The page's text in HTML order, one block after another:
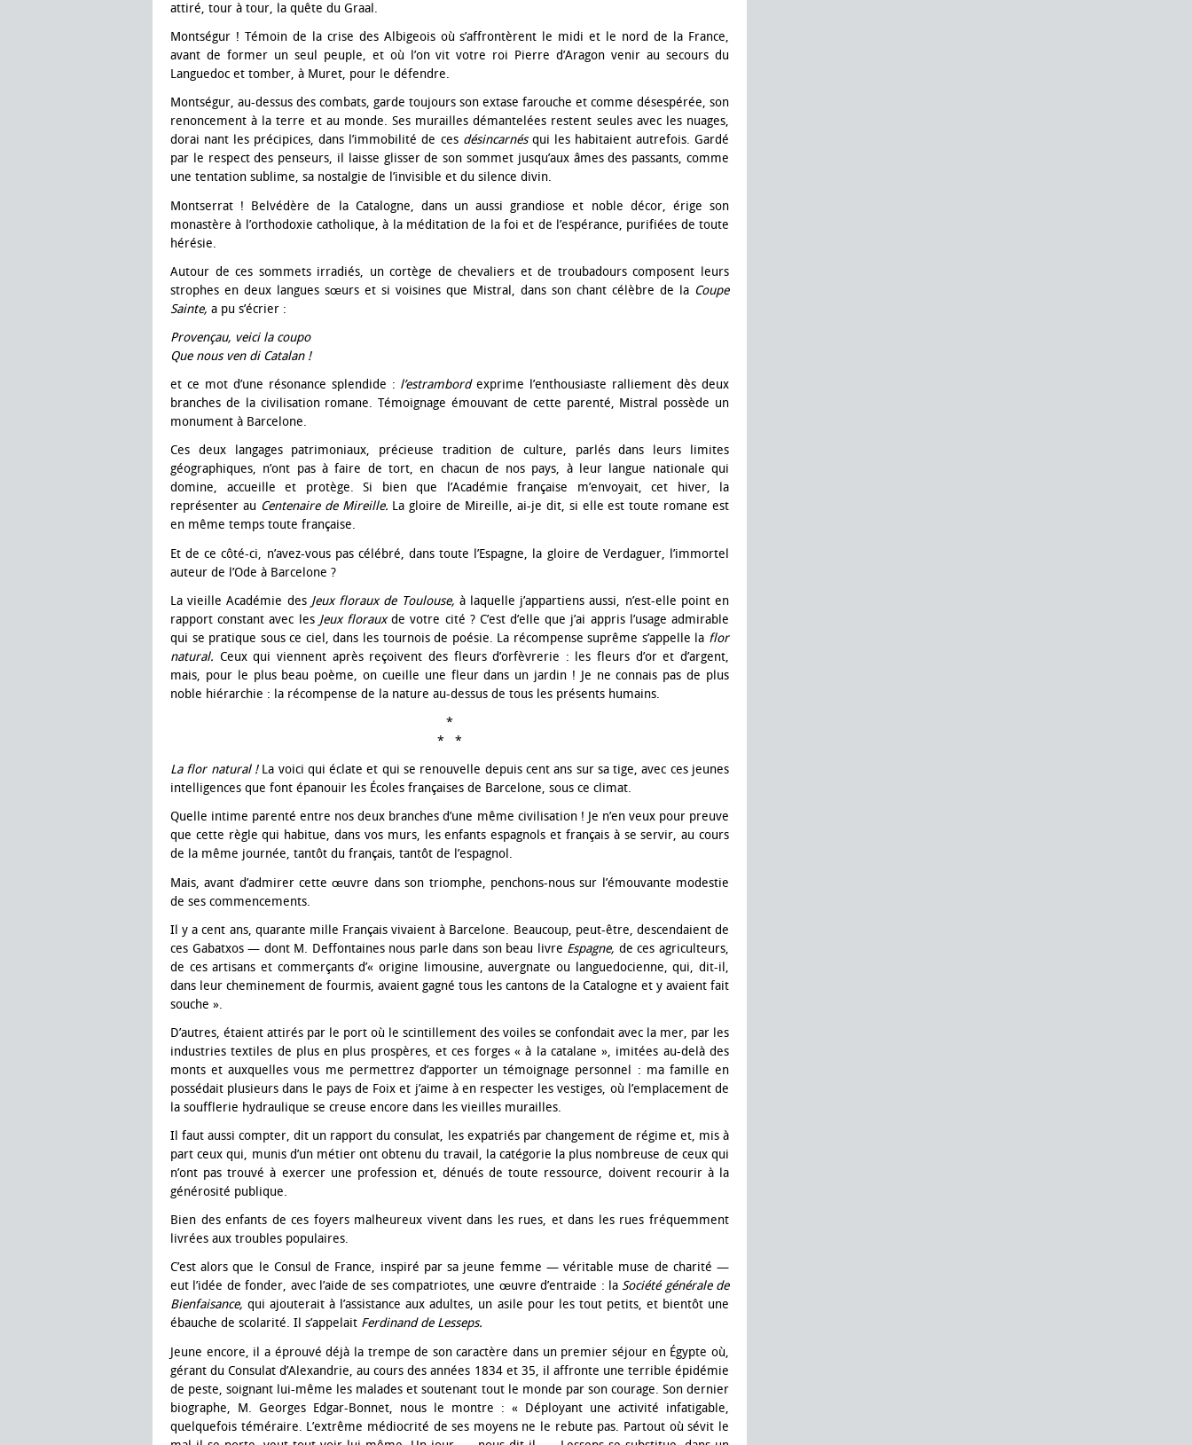
attiré, tour à tour, la quête du Graal.
Montségur ! Témoin de la crise des Albigeois où s’affrontèrent le midi et le nord de la France,
avant de former un seul peuple, et où l’on vit votre roi Pierre d’Aragon venir au secours du
Languedoc et tomber, à Muret, pour le défendre.
Montségur, au-dessus des combats, garde toujours son extase farouche et comme désespérée, son
renoncement à la terre et au monde. Ses murailles démantelées restent seules avec les nuages,
dorai nant les précipices, dans l’immobilité de ces désincarnés qui les habitaient autrefois. Gardé
par le respect des penseurs, il laisse glisser de son sommet jusqu’aux âmes des passants, comme
une tentation sublime, sa nostalgie de l’invisible et du silence divin.
Montserrat ! Belvédère de la Catalogne, dans un aussi grandiose et noble décor, érige son
monastère à l’orthodoxie catholique, à la méditation de la foi et de l’espérance, purifiées de toute
hérésie.
Autour de ces sommets irradiés, un cortège de chevaliers et de troubadours composent leurs
strophes en deux langues sœurs et si voisines que Mistral, dans son chant célèbre de la Coupe
Sainte, a pu s’écrier :
Provençau, veici la coupo
Que nous ven di Catalan !
et ce mot d’une résonance splendide : l’estrambordexprime l’enthousiaste ralliement dès deux
branches de la civilisation romane. Témoignage émouvant de cette parenté, Mistral possède un
monument à Barcelone.
Ces deux langages patrimoniaux, précieuse tradition de culture, parlés dans leurs limites
géographiques, n’ont pas à faire de tort, en chacun de nos pays, à leur langue nationale qui
domine, accueille et protège. Si bien que l’Académie française m’envoyait, cet hiver, la
représenter au Centenaire de Mireille. La gloire de Mireille, ai-je dit, si elle est toute romane est
en même temps toute française.
Et de ce côté-ci, n’avez-vous pas célébré, dans toute l’Espagne, la gloire de Verdaguer, l’immortel
auteur de l’Ode à Barcelone ?
La vieille Académie des Jeux floraux de Toulouse, à laquelle j’appartiens aussi, n’est-elle point en
rapport constant avec les Jeux florauxde votre cité ? C’est d’elle que j’ai appris l’usage admirable
qui se pratique sous ce ciel, dans les tournois de poésie. La récompense suprême s’appelle la flor
natural. Ceux qui viennent après reçoivent des fleurs d’orfèvrerie : les fleurs d’or et d’argent,
mais, pour le plus beau poème, on cueille une fleur dans un jardin ! Je ne connais pas de plus
noble hiérarchie : la récompense de la nature au-dessus de tous les présents humains.
*
* *
La flor natural ! La voici qui éclate et qui se renouvelle depuis cent ans sur sa tige, avec ces jeunes
intelligences que font épanouir les Écoles françaises de Barcelone, sous ce climat.
Quelle intime parenté entre nos deux branches d’une même civilisation ! Je n’en veux pour preuve
que cette règle qui habitue, dans vos murs, les enfants espagnols et français à se servir, au cours
de la même journée, tantôt du français, tantôt de l’espagnol.
Mais, avant d’admirer cette œuvre dans son triomphe, penchons-nous sur l’émouvante modestie
de ses commencements.
Il y a cent ans, quarante mille Français vivaient à Barcelone. Beaucoup, peut-être, descendaient de
ces Gabatxos — dont M. Deffontaines nous parle dans son beau livre Espagne, de ces agriculteurs,
de ces artisans et commerçants d’« origine limousine, auvergnate ou languedocienne, qui, dit-il,
dans leur cheminement de fourmis, avaient gagné tous les cantons de la Catalogne et y avaient fait
souche ».
D’autres, étaient attirés par le port où le scintillement des voiles se confondait avec la mer, par les
industries textiles de plus en plus prospères, et ces forges « à la catalane », imitées au-delà des
monts et auxquelles vous me permettrez d’apporter un témoignage personnel : ma famille en
possédait plusieurs dans le pays de Foix et j’aime à en respecter les vestiges, où l’emplacement de
la soufflerie hydraulique se creuse encore dans les vieilles murailles.
Il faut aussi compter, dit un rapport du consulat, les expatriés par changement de régime et, mis à
part ceux qui, munis d’un métier ont obtenu du travail, la catégorie la plus nombreuse de ceux qui
n’ont pas trouvé à exercer une profession et, dénués de toute ressource, doivent recourir à la
générosité publique.
Bien des enfants de ces foyers malheureux vivent dans les rues, et dans les rues fréquemment
livrées aux troubles populaires.
C’est alors que le Consul de France, inspiré par sa jeune femme — véritable muse de charité —
eut l’idée de fonder, avec l’aide de ses compatriotes, une œuvre d’entraide : la Société générale de
Bienfaisance,qui ajouterait à l’assistance aux adultes, un asile pour les tout petits, et bientôt une
ébauche de scolarité. Il s’appelait Ferdinand de Lesseps.
Jeune encore, il a éprouvé déjà la trempe de son caractère dans un premier séjour en Égypte où,
gérant du Consulat d’Alexandrie, au cours des années 1834 et 35, il affronte une terrible épidémie
de peste, soignant lui-même les malades et soutenant tout le monde par son courage. Son dernier
biographe, M. Georges Edgar-Bonnet, nous le montre : « Déployant une activité infatigable,
quelquefois téméraire. L’extrême médiocrité de ses moyens ne le rebute pas. Partout où sévit le